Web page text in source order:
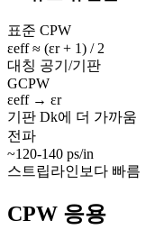
표준 CPW
εeff ≈ (εr + 1) / 2
대칭 공기/기판
GCPW
εeff → εr
기판 Dk에 더 가까움
전파
~120-140 ps/in
스트립라인보다 빠름
CPW 응용